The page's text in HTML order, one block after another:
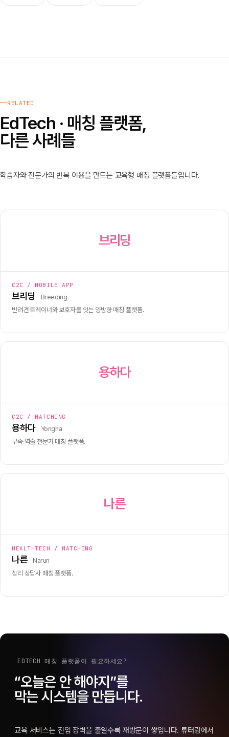
RELATED
EdTech · 매칭 플랫폼,
다른 사례들
학습자와 전문가의 반복 이용을 만드는 교육형 매칭 플랫폼들입니다.
브리딩
C2C / MOBILE APP
브리딩
Breeding
반려견 트레이너와 보호자를 잇는 양방향 매칭 플랫폼.
용하다
C2C / MATCHING
용하다
Yongha
무속·역술 전문가 매칭 플랫폼.
나른
HEALTHTECH / MATCHING
나른
Narun
심리 상담사 매칭 플랫폼.
EDTECH 매칭 플랫폼이 필요하세요?
“오늘은 안 해야지”를
막는 시스템을 만듭니다.
교육 서비스는 진입 장벽을 줄일수록 재방문이 쌓입니다. 튜터링에서